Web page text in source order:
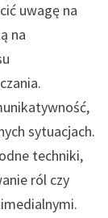
uwagę na
na
sytuacjach.
techniki,
ról czy